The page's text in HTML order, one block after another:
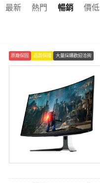
最新 熱門 暢銷 價低
原廠保固 品質保證 大量採購歡迎洽詢